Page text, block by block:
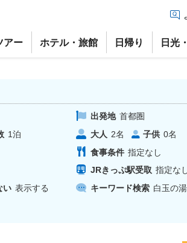
アー ホテル・旅館 日帰り 日光
出発地 首都圏
1泊 大人 2名 子供 0名
食事条件 指定なし
JRきっぷ駅受取 指定な
い 表示する キーワード検索 白玉の